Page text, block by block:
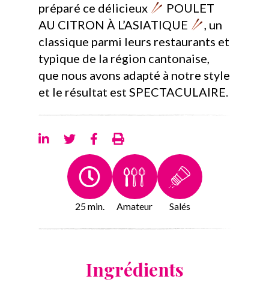
préparé ce délicieux
POULET
AU CITRON À L’ASIATIQUE
, un
classique parmi leurs restaurants et
typique de la région cantonaise,
que nous avons adapté à notre style
et le résultat est SPECTACULAIRE.
25 min. Amateur Salés
Ingrédients